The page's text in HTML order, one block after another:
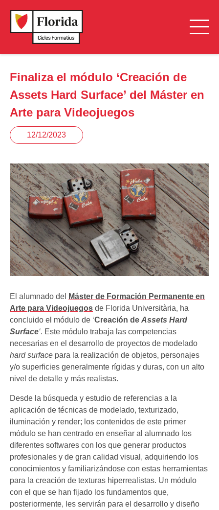
Finaliza el módulo ‘Creación de
Assets Hard Surface’ del Máster en
Arte para Videojuegos
12/12/2023
El alumnado del
Máster de Formación Permanente en
Arte para Videojuegos de Florida Universitària, ha
concluido el módulo de ‘Creación de Assets Hard
Surface‘. Este módulo trabaja las competencias
necesarias en el desarrollo de proyectos de modelado
hard surface para la realización de objetos, personajes
y/o superficies generalmente rígidas y duras, con un alto
nivel de detalle y más realistas.
Desde la búsqueda y estudio de referencias a la
aplicación de técnicas de modelado, texturizado,
iluminación y render; los contenidos de este primer
módulo se han centrado en enseñar al alumnado los
diferentes softwares con los que generar productos
profesionales y de gran calidad visual, adquiriendo los
conocimientos y familiarizándose con estas herramientas
para la creación de texturas hiperrealistas. Un módulo
con el que se han fijado los fundamentos que,
posteriormente, les servirán para el desarrollo y diseño